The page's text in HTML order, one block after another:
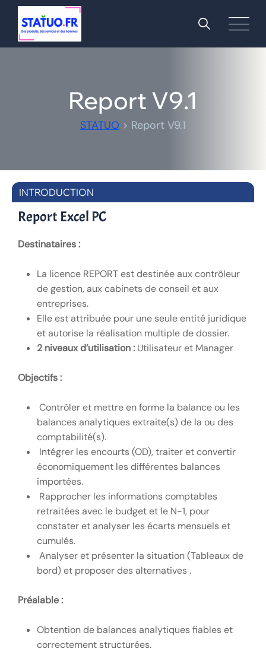
Report V9.1
STATUO > Report V9.1
INTRODUCTION
Report Excel PC
Destinataires :
La licence REPORT est destinée aux contrôleur
de gestion, aux cabinets de conseil et aux
entreprises.
Elle est attribuée pour une seule entité juridique
et autorise la réalisation multiple de dossier.
2 niveaux d’utilisation : Utilisateur et Manager
Objectifs :
Contrôler et mettre en forme la balance ou les
balances analytiques extraite(s) de la ou des
comptabilité(s).
Intégrer les encourts (OD), traiter et convertir
économiquement les différentes balances
importées.
Rapprocher les informations comptables
retraitées avec le budget et le N-1, pour
constater et analyser les écarts mensuels et
cumulés.
Analyser et présenter la situation (Tableaux de
bord) et proposer des alternatives .
Préalable :
Obtention de balances analytiques fiables et
correctement structurées.